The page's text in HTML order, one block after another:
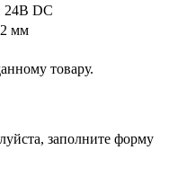
24В DC
мм
товару.
заполните форму